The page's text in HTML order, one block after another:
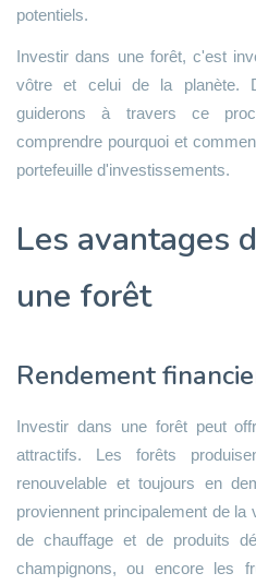
potentiels.
Investir dans une forêt, c'est
vôtre et celui de la planète.
guiderons à travers ce
comprendre pourquoi et
portefeuille d'investissements.
Les avantages
une forêt
Rendement
Investir dans une forêt peut
attractifs. Les forêts
renouvelable et toujours en
proviennent principalement de
de chauffage et de produits
champignons, ou encore les